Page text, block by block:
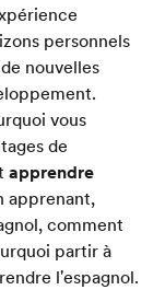
personnels
nouvelles
vous
de
apprendre
apprenant,
comment
partir à
l'espagnol.